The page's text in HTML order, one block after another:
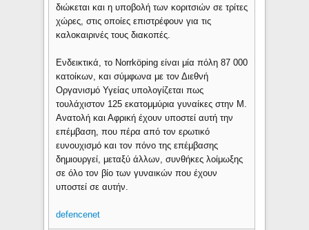
διώκεται και η υποβολή των κοριτσιών σε τρίτες
χώρες, στις οποίες επιστρέφουν για τις
καλοκαιρινές τους διακοπές.
Ενδεικτικά, το Norrköping είναι μία πόλη 87 000
κατοίκων, και σύμφωνα με τον Διεθνή
Οργανισμό Υγείας υπολογίζεται πως
τουλάχιστον 125 εκατομμύρια γυναίκες στην Μ.
Ανατολή και Αφρική έχουν υποστεί αυτή την
επέμβαση, που πέρα από τον ερωτικό
ευνουχισμό και τον πόνο της επέμβασης
δημιουργεί, μεταξύ άλλων, συνθήκες λοίμωξης
σε όλο τον βίο των γυναικών που έχουν
υποστεί σε αυτήν.
defencenet